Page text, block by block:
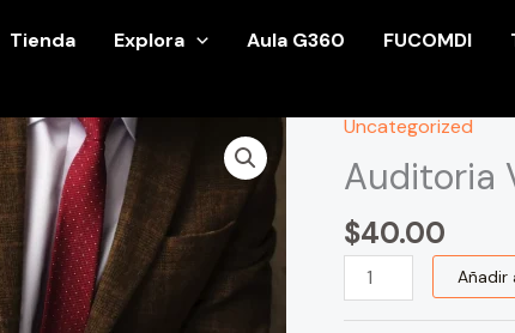
Tienda Explora Aula G360 FUCOMDI
Uncategorized
Auditoria
$40.00
Auditoria
Virtual
cantidad
Añadir